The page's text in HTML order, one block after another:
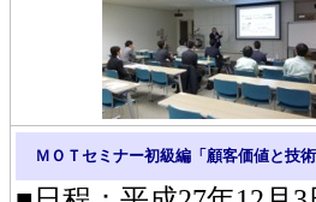
ＭＯＴセミナー初級編「顧客価値と技